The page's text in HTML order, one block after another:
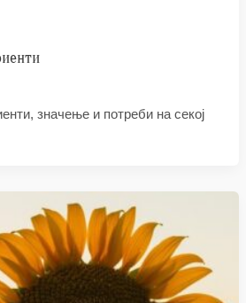
значење и потреби на секој